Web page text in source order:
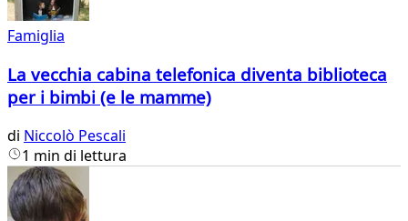
Famiglia
La vecchia cabina telefonica diventa biblioteca
per i bimbi (e le mamme)
di Niccolò Pescali
1 min di lettura